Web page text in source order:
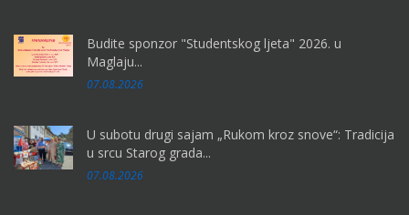
Budite sponzor "Studentskog ljeta" 2026. u
Maglaju...
07.08.2026
U subotu drugi sajam „Rukom kroz snove“: Tradicija
u srcu Starog grada...
07.08.2026